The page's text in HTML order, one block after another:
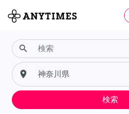
search
place
検索